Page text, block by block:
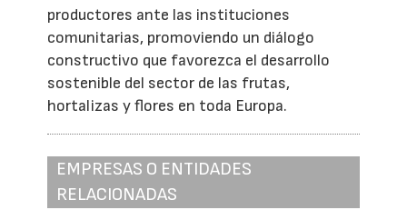
productores ante las instituciones
comunitarias, promoviendo un diálogo
constructivo que favorezca el desarrollo
sostenible del sector de las frutas,
hortalizas y flores en toda Europa.
EMPRESAS O ENTIDADES
RELACIONADAS